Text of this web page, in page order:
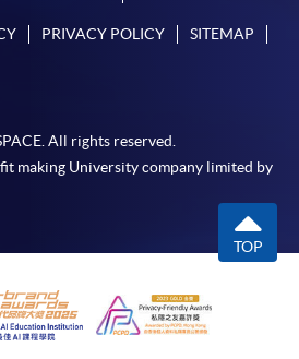
手機及電子裝置關機並妥善存
；
取試卷，代表測試已開始。考生
考時間，期間只可用學院提供文
領進考場，不可提前翻閱試卷；
報上姓名和試卷號碼；
，可享有十個月免息分期付款
須為信用卡持有人。詳情請向
。
殊情況（例如測試取消）之外，
退還。如獲學院批准退還款項，
PRIVACY POLICY SITEMAP
All rights reserved.
making University company limited by
TOP